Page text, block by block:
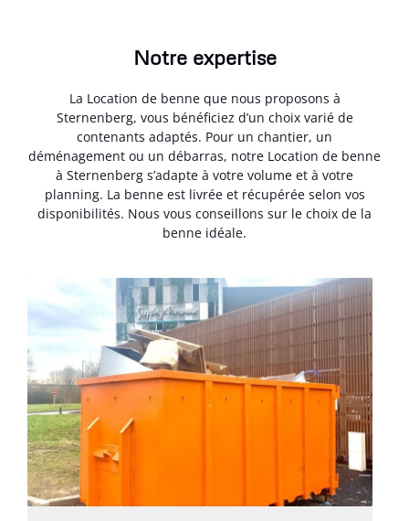
Notre expertise
La Location de benne que nous proposons à
Sternenberg, vous bénéficiez d’un choix varié de
contenants adaptés. Pour un chantier, un
déménagement ou un débarras, notre Location de benne
à Sternenberg s’adapte à votre volume et à votre
planning. La benne est livrée et récupérée selon vos
disponibilités. Nous vous conseillons sur le choix de la
benne idéale.